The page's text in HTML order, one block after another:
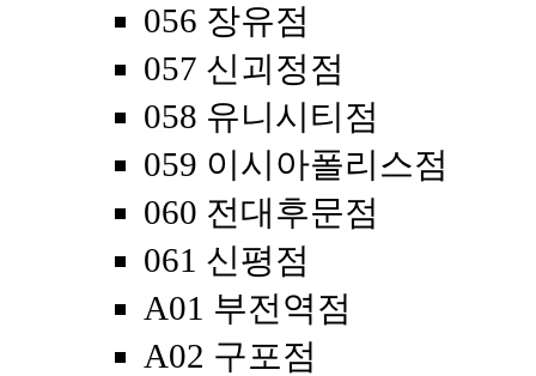
056 장유점
057 신괴정점
058 유니시티점
059 이시아폴리스점
060 전대후문점
061 신평점
A01 부전역점
A02 구포점